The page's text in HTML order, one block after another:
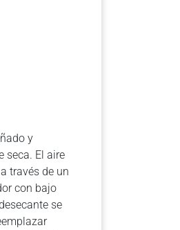
y
seca. El aire
través de un
con bajo
se